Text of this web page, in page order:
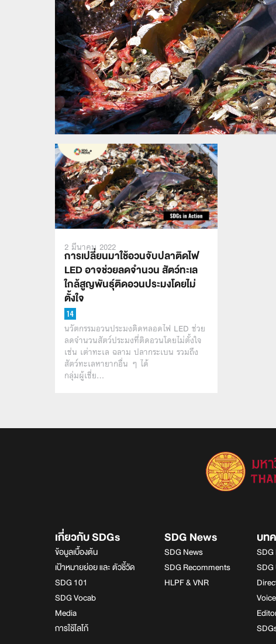
2 มีนาคม 2022
การเปลี่ยนมาใช้อวนจับปลาติดไฟ
LED อาจช่วยลดจำนวน สัตว์ทะเล
ใกล้สูญพันธุ์ติดอวนประมงโดยไม่
ตั้งใจ
นวัตกรรมอวนประมงติดหลอดไฟ LED ช่วย
ลดจำนวนสัตว์ประมงที่ติดอวนโดยไม่ตั้งใจ
เช่น เต่าทะเล ฉลาม ปลากระเบน รวมถึง
สัตว์ทะเลหายากอื่น ๆ ได้
กลุ่มผู้เชี่ย…
เกี่ยวกับ SDGs
ข้อมูลเบื้องต้น
เป้าหมายย่อย และ ตัวชี้วัด
SDG 101
SDG Vocab
Media
การใช้โลโก้
SDG News
SDG News
SDG Recomments
HLPF & VNR
บท